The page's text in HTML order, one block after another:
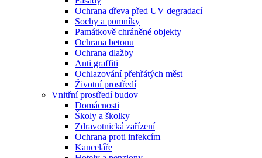
Ochrana dřeva před UV degradací
Sochy a pomníky
Památkově chráněné objekty
Ochrana betonu
Ochrana dlažby
Anti graffiti
Ochlazování přehřátých měst
Životní prostředí
Vnitřní prostředí budov
Domácnosti
Školy a školky
Zdravotnická zařízení
Ochrana proti infekcím
Kanceláře